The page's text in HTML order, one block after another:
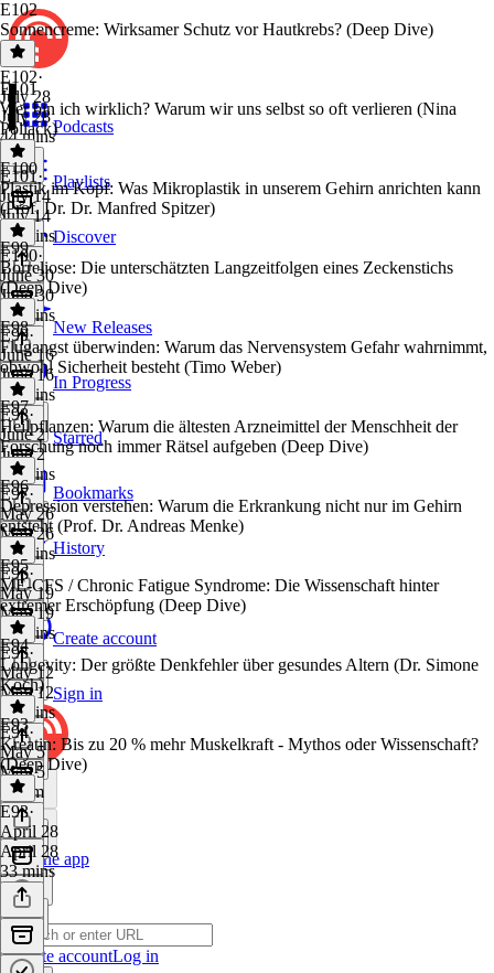
Podcasts
Playlists
Discover
New Releases
In Progress
Starred
Bookmarks
History
Create account
Sign in
Get the app
Create accountLog in
E102
Sonnencreme: Wirksamer Schutz vor Hautkrebs? (Deep Dive)
E102·
July 28
July 28
44 mins
E101
Wer bin ich wirklich? Warum wir uns selbst so oft verlieren (Nina
Pollack)
E101·
July 14
July 14
34 mins
E100
Plastik im Kopf: Was Mikroplastik in unserem Gehirn anrichten kann
(Prof. Dr. Dr. Manfred Spitzer)
E100·
June 30
June 30
52 mins
E99
Borreliose: Die unterschätzten Langzeitfolgen eines Zeckenstichs
(Deep Dive)
E99·
June 16
June 16
33 mins
E98
Flugangst überwinden: Warum das Nervensystem Gefahr wahrnimmt,
obwohl Sicherheit besteht (Timo Weber)
E98·
June 2
June 2
48 mins
E97
Heilpflanzen: Warum die ältesten Arzneimittel der Menschheit der
Forschung noch immer Rätsel aufgeben (Deep Dive)
E97·
May 26
May 26
29 mins
E96
Depression verstehen: Warum die Erkrankung nicht nur im Gehirn
entsteht (Prof. Dr. Andreas Menke)
E96·
May 19
May 19
49 mins
E95
ME-CFS / Chronic Fatigue Syndrome: Die Wissenschaft hinter
extremer Erschöpfung (Deep Dive)
E95·
May 12
May 12
36 mins
E94
Longevity: Der größte Denkfehler über gesundes Altern (Dr. Simone
Koch)
E94·
May 5
May 5
1h 3m
E93
Kreatin: Bis zu 20 % mehr Muskelkraft - Mythos oder Wissenschaft?
(Deep Dive)
E93·
April 28
April 28
33 mins